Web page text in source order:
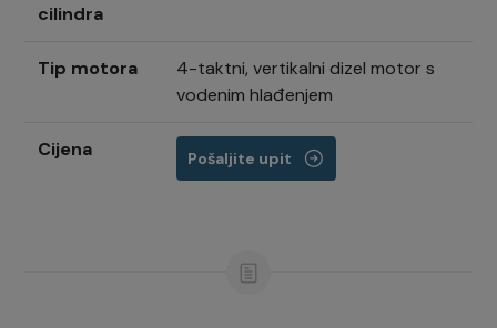
cilindra
Tip motora
4-taktni, vertikalni dizel motor s
vodenim hlađenjem
Cijena Pošaljite upit